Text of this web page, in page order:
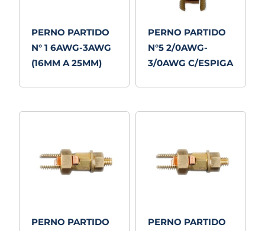
PERNO PARTIDO
N° 1 6AWG-3AWG
(16MM A 25MM)
PERNO PARTIDO
N°5 2/0AWG-
3/0AWG C/ESPIGA
PERNO PARTIDO
PERNO PARTIDO